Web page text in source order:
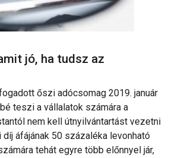
jó, ha tudsz az
őszi adócsomag 2019. január
teszi a vállalatok számára a
nem kell útnyilvántartást vezetni
díj áfájának 50 százaléka levonható
tehát egyre több előnnyel jár,